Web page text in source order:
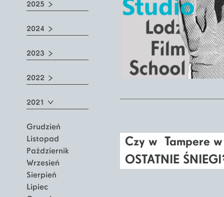
2025
2024
2023
2022
2021
Grudzień
Listopad
Październik
Wrzesień
Sierpień
Lipiec
Czy w Tampere
OSTATNIE